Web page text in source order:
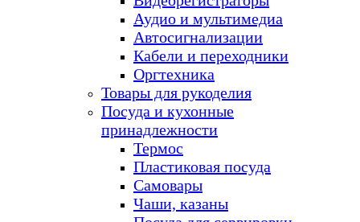
Аудио и мультимедиа
Автосигнализации
Кабели и переходники
Оргтехника
Товары для рукоделия
Посуда и кухонные
принадлежности
Термос
Пластиковая посуда
Самовары
Чаши, казаны